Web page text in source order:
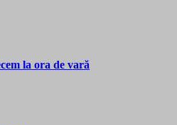
la ora de vară